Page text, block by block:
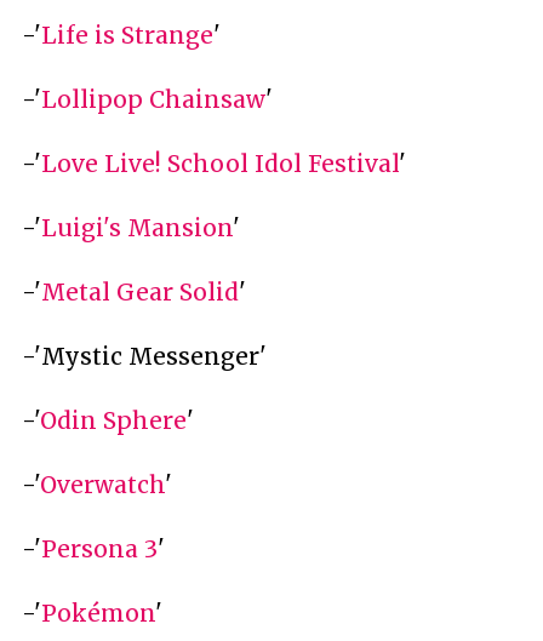
-'Life is Strange'
-'Lollipop Chainsaw'
-'Love Live! School Idol Festival'
-'Luigi's Mansion'
-'Metal Gear Solid'
-'Mystic Messenger'
-'Odin Sphere'
-'Overwatch'
-'Persona 3'
-'Pokémon'